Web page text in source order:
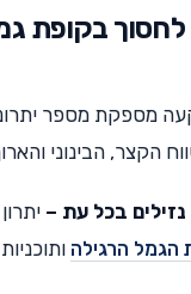
לחסוך בקופת
מספקת מספר
הקצר, הבינוני
בכל עת –
הגמל הרגילה